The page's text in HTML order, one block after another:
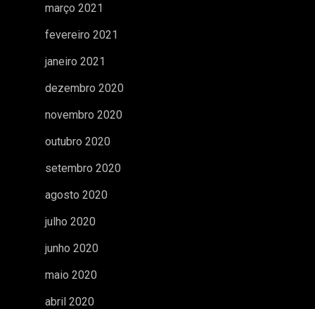
março 2021
fevereiro 2021
janeiro 2021
dezembro 2020
novembro 2020
outubro 2020
setembro 2020
agosto 2020
julho 2020
junho 2020
maio 2020
abril 2020